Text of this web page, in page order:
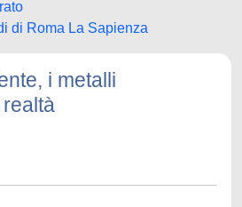
di Roma La Sapienza
i metalli